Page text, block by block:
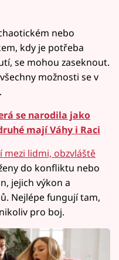
nebo
kdy je potřeba
se mohou zaseknout.
možnosti se v
se narodila jako
mají Váhy i Raci
mezi lidmi, obzvláště
do konfliktu nebo
jejich výkon a
Nejlépe fungují tam,
pro boj.